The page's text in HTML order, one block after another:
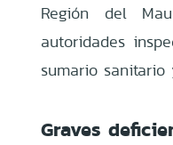
Región del
autoridades
sumario
Graves